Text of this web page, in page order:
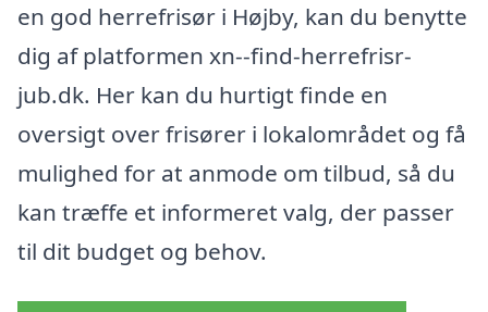
en god herrefrisør i Højby, kan du benytte
dig af platformen xn--find-herrefrisr-
jub.dk. Her kan du hurtigt finde en
oversigt over frisører i lokalområdet og få
mulighed for at anmode om tilbud, så du
kan træffe et informeret valg, der passer
til dit budget og behov.